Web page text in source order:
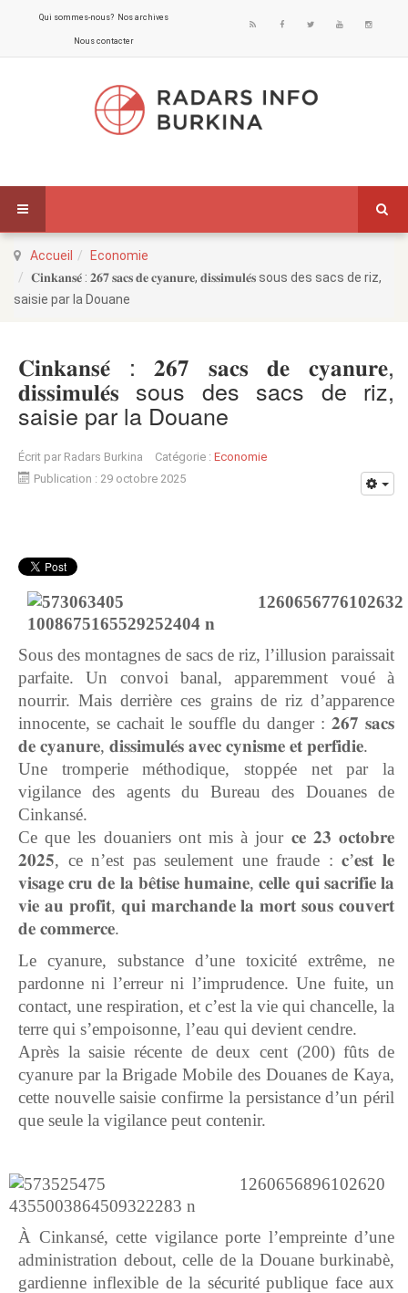
Qui sommes-nous? Nos archives
Nous contacter
Accueil
Economie
𝐂𝐢𝐧𝐤𝐚𝐧𝐬𝐞́ : 𝟐𝟔𝟕 𝐬𝐚𝐜𝐬 𝐝𝐞 𝐜𝐲𝐚𝐧𝐮𝐫𝐞, 𝐝𝐢𝐬𝐬𝐢𝐦𝐮𝐥𝐞́𝐬 sous des sacs de riz,
saisie par la Douane
𝐂𝐢𝐧𝐤𝐚𝐧𝐬𝐞́ : 𝟐𝟔𝟕 𝐬𝐚𝐜𝐬 𝐝𝐞 𝐜𝐲𝐚𝐧𝐮𝐫𝐞,
𝐝𝐢𝐬𝐬𝐢𝐦𝐮𝐥𝐞́𝐬 sous des sacs de riz,
saisie par la Douane
Écrit par Radars Burkina Catégorie : Economie
Publication : 29 octobre 2025
Sous des montagnes de sacs de riz, l’illusion paraissait
parfaite. Un convoi banal, apparemment voué à
nourrir. Mais derrière ces grains de riz d’apparence
innocente, se cachait le souffle du danger : 𝟐𝟔𝟕 𝐬𝐚𝐜𝐬
𝐝𝐞 𝐜𝐲𝐚𝐧𝐮𝐫𝐞, 𝐝𝐢𝐬𝐬𝐢𝐦𝐮𝐥𝐞́𝐬 𝐚𝐯𝐞𝐜 𝐜𝐲𝐧𝐢𝐬𝐦𝐞 𝐞𝐭 𝐩𝐞𝐫𝐟𝐢𝐝𝐢𝐞.
Une tromperie méthodique, stoppée net par la
vigilance des agents du Bureau des Douanes de
Cinkansé.
Ce que les douaniers ont mis à jour 𝐜𝐞 𝟐𝟑 𝐨𝐜𝐭𝐨𝐛𝐫𝐞
𝟐𝟎𝟐𝟓, ce n’est pas seulement une fraude : 𝐜’𝐞𝐬𝐭 𝐥𝐞
𝐯𝐢𝐬𝐚𝐠𝐞 𝐜𝐫𝐮 𝐝𝐞 𝐥𝐚 𝐛𝐞̂𝐭𝐢𝐬𝐞 𝐡𝐮𝐦𝐚𝐢𝐧𝐞, 𝐜𝐞𝐥𝐥𝐞 𝐪𝐮𝐢 𝐬𝐚𝐜𝐫𝐢𝐟𝐢𝐞 𝐥𝐚
𝐯𝐢𝐞 𝐚𝐮 𝐩𝐫𝐨𝐟𝐢𝐭, 𝐪𝐮𝐢 𝐦𝐚𝐫𝐜𝐡𝐚𝐧𝐝𝐞 𝐥𝐚 𝐦𝐨𝐫𝐭 𝐬𝐨𝐮𝐬 𝐜𝐨𝐮𝐯𝐞𝐫𝐭
𝐝𝐞 𝐜𝐨𝐦𝐦𝐞𝐫𝐜𝐞.
Le cyanure, substance d’une toxicité extrême, ne
pardonne ni l’erreur ni l’imprudence. Une fuite, un
contact, une respiration, et c’est la vie qui chancelle, la
terre qui s’empoisonne, l’eau qui devient cendre.
Après la saisie récente de deux cent (200) fûts de
cyanure par la Brigade Mobile des Douanes de Kaya,
cette nouvelle saisie confirme la persistance d’un péril
que seule la vigilance peut contenir.
À Cinkansé, cette vigilance porte l’empreinte d’une
administration debout, celle de la Douane burkinabè,
gardienne inflexible de la sécurité publique face aux